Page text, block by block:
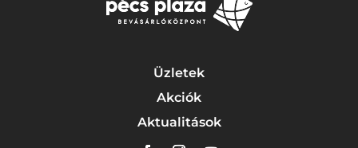
Üzletek
Akciók
Aktualitások